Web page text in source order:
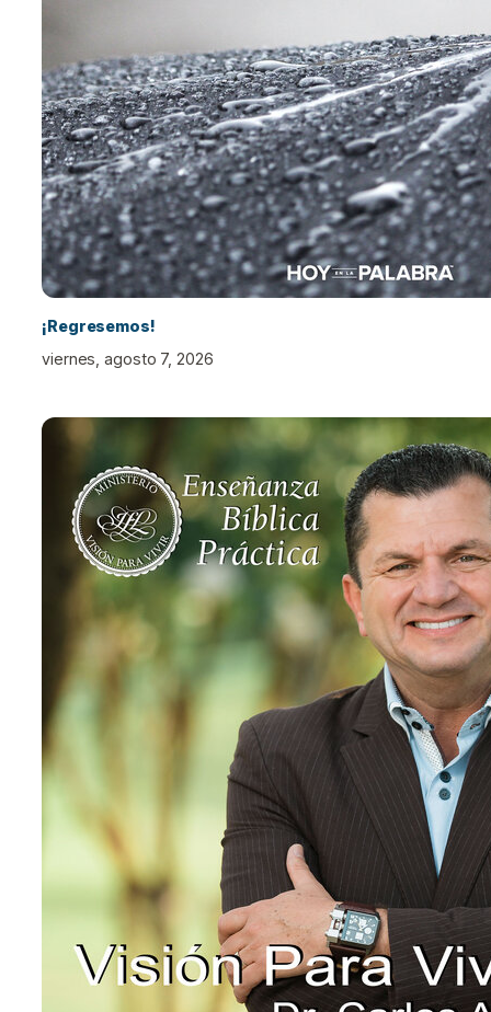
¡Regresemos!
viernes, agosto 7, 2026